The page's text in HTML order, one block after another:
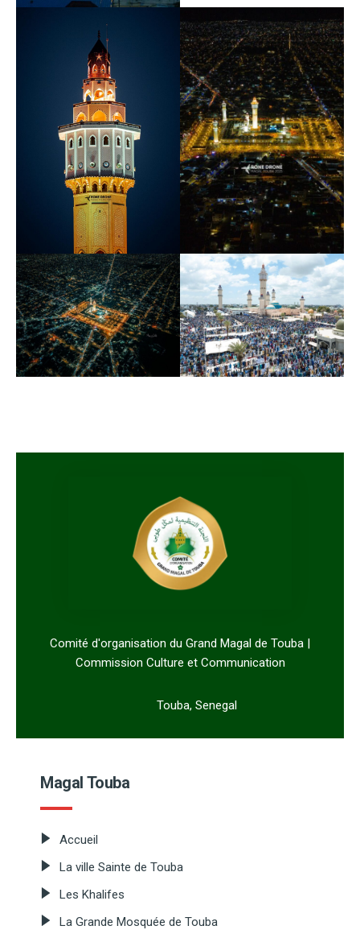
Comité d'organisation du Grand Magal de Touba |
Commission Culture et Communication
Touba, Senegal
Magal Touba
Accueil
La ville Sainte de Touba
Les Khalifes
La Grande Mosquée de Touba